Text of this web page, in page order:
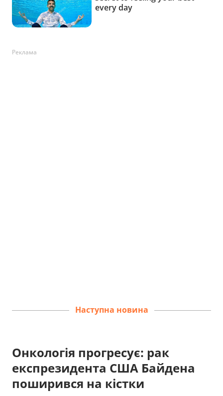
Реклама
Наступна новина
Онкологія прогресує: рак
експрезидента США Байдена
поширився на кістки